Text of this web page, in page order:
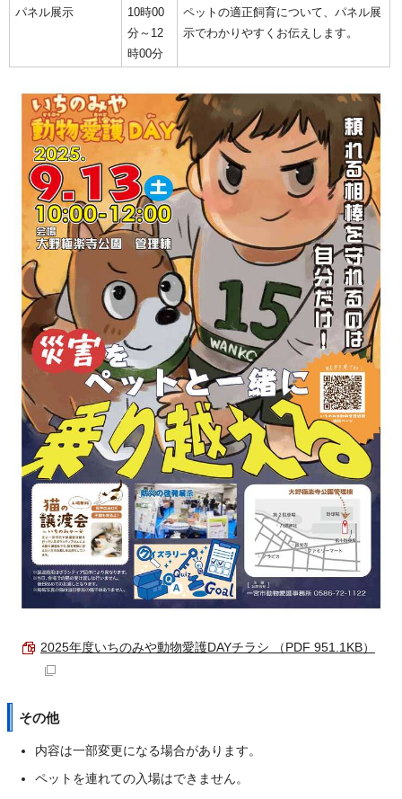
パネル展示
10時00
分～12
時00分
ペットの適正飼育について、パネル展
示でわかりやすくお伝えします。
2025年度いちのみや動物愛護DAYチラシ （PDF 951.1KB）
その他
内容は一部変更になる場合があります。
ペットを連れての入場はできません。